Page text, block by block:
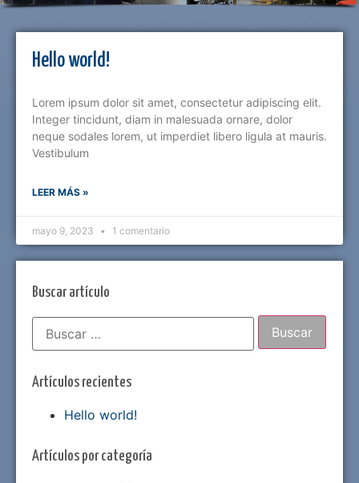
Hello world!
Lorem ipsum dolor sit amet, consectetur adipiscing elit.
Integer tincidunt, diam in malesuada ornare, dolor
neque sodales lorem, ut imperdiet libero ligula at mauris.
Vestibulum
LEER MÁS »
mayo 9, 2023 1 comentario
Buscar artículo
Artículos recientes
Hello world!
Artículos por categoría